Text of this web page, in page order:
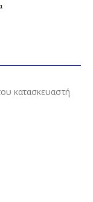
κατασκευαστή